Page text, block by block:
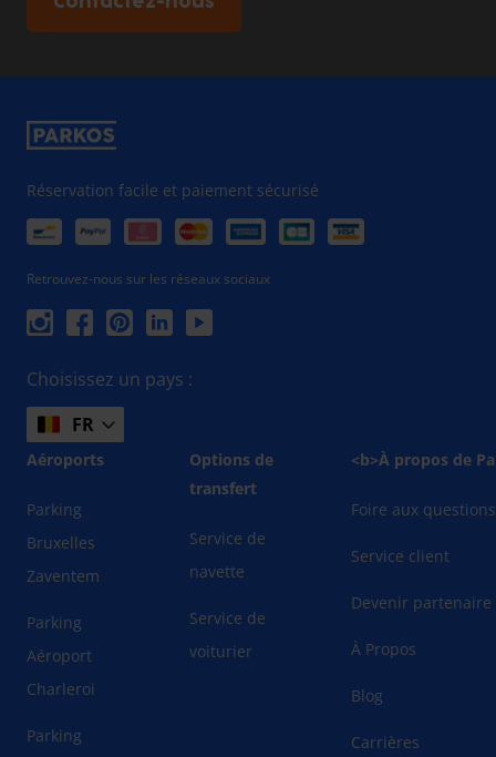
Réservation facile et paiement sécurisé
Retrouvez-nous sur les réseaux sociaux
Choisissez un pays :
FR
Aéroports
Parking
Bruxelles
Zaventem
Parking
Aéroport
Charleroi
Parking
Options de
transfert
Service de
navette
Service de
voiturier
<b>À propos de
Foire aux questions
Service client
Devenir partenaire
À Propos
Blog
Carrières